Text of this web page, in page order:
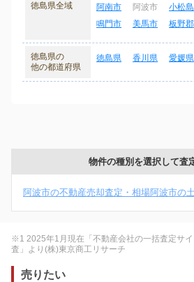
徳島県全域 阿南市 阿波市 小松
鳴門市
美馬市 板野郡
徳島県の
他の都道府県
徳島県 香川県 愛媛県
物件の種別を選択して査
阿波市の不動産売却査定・相場阿波市の
※1 2025年1月現在「不動産会社の一括査定サ
査」より(株)東京商工リサーチ
売りたい